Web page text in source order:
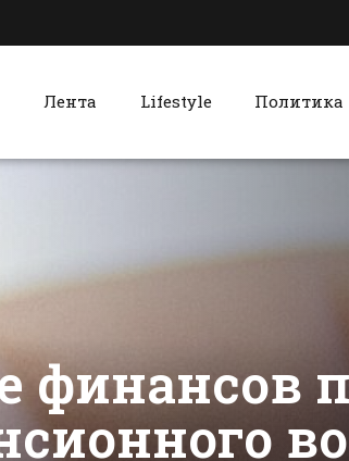
Лента Lifestyle Политика
2017 году более 1,5
тыс обращений
Батайска
финансов